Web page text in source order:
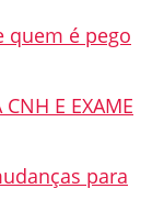
quem é pego
E EXAME
para